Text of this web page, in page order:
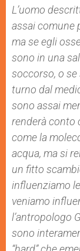
L’uomo
assai comune
ma se egli
sono in una
soccorso, o
turno dal
sono assai
renderà conto
come la
acqua, ma si
un fitto
influenziamo
veniamo
l’antropologo
sono